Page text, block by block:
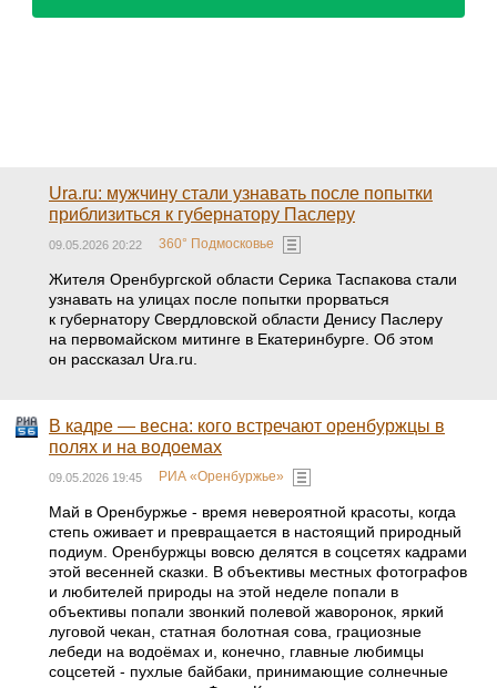
Ura.ru: мужчину стали узнавать после попытки
приблизиться к губернатору Паслеру
09.05.2026 20:22 360° Подмосковье
Жителя Оренбургской области Серика Таспакова стали
узнавать на улицах после попытки прорваться
к губернатору Свердловской области Денису Паслеру
на первомайском митинге в Екатеринбурге. Об этом
он рассказал Ura.ru.
В кадре — весна: кого встречают оренбуржцы в
полях и на водоемах
09.05.2026 19:45 РИА «Оренбуржье»
Май в Оренбуржье - время невероятной красоты, когда
степь оживает и превращается в настоящий природный
подиум. Оренбуржцы вовсю делятся в соцсетях кадрами
этой весенней сказки. В объективы местных фотографов
и любителей природы на этой неделе попали в
объективы попали звонкий полевой жаворонок, яркий
луговой чекан, статная болотная сова, грациозные
лебеди на водоёмах и, конечно, главные любимцы
соцсетей - пухлые байбаки, принимающие солнечные